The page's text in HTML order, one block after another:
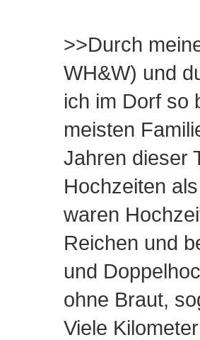
>>Durch
WH&W) und
ich im Dorf so
meisten
Jahren dieser
Hochzeiten
waren
Reichen und
und
ohne Braut,
Viele